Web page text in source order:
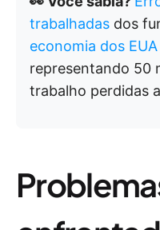
trabalhadas dos
economia dos
representando 50
trabalho perdidas